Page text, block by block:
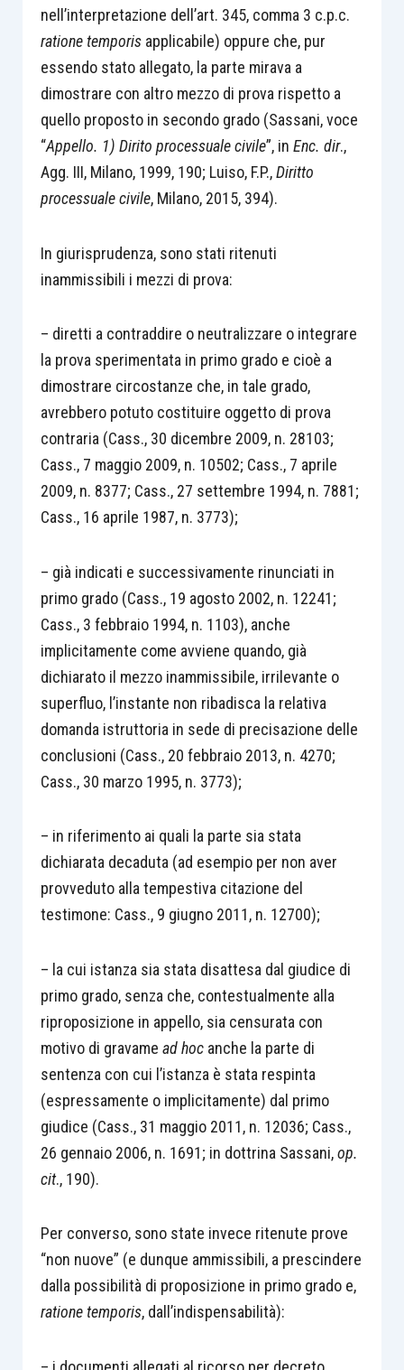
nell’interpretazione dell’art. 345, comma 3 c.p.c.
ratione temporisapplicabile) oppure che, pur
essendo stato allegato, la parte mirava a
dimostrare con altro mezzo di prova rispetto a
quello proposto in secondo grado (Sassani, voce
“Appello. 1) Dirito processuale civile”, in Enc. dir.,
Agg. III, Milano, 1999, 190; Luiso, F.P.,Diritto
processuale civile, Milano, 2015, 394).
In giurisprudenza, sono stati ritenuti
inammissibili i mezzi di prova:
– diretti a contraddire o neutralizzare o integrare
la prova sperimentata in primo grado e cioè a
dimostrare circostanze che, in tale grado,
avrebbero potuto costituire oggetto di prova
contraria (Cass., 30 dicembre 2009, n. 28103;
Cass., 7 maggio 2009, n. 10502; Cass., 7 aprile
2009, n. 8377; Cass., 27 settembre 1994, n. 7881;
Cass., 16 aprile 1987, n. 3773);
– già indicati e successivamente rinunciati in
primo grado (Cass., 19 agosto 2002, n. 12241;
Cass., 3 febbraio 1994, n. 1103), anche
implicitamente come avviene quando, già
dichiarato il mezzo inammissibile, irrilevante o
superfluo, l’instante non ribadisca la relativa
domanda istruttoria in sede di precisazione delle
conclusioni (Cass., 20 febbraio 2013, n. 4270;
Cass., 30 marzo 1995, n. 3773);
– in riferimento ai quali la parte sia stata
dichiarata decaduta (ad esempio per non aver
provveduto alla tempestiva citazione del
testimone: Cass., 9 giugno 2011, n. 12700);
– la cui istanza sia stata disattesa dal giudice di
primo grado, senza che, contestualmente alla
riproposizione in appello, sia censurata con
motivo di gravame ad hocanche la parte di
sentenza con cui l’istanza è stata respinta
(espressamente o implicitamente) dal primo
giudice (Cass., 31 maggio 2011, n. 12036; Cass.,
26 gennaio 2006, n. 1691; in dottrina Sassani,op.
cit., 190).
Per converso, sono state invece ritenute prove
“non nuove” (e dunque ammissibili, a prescindere
dalla possibilità di proposizione in primo grado e,
ratione temporis, dall’indispensabilità):